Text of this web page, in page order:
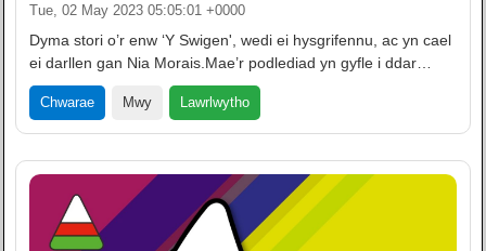
Tue, 02 May 2023 05:05:01 +0000
Dyma stori o’r enw ‘Y Swigen', wedi ei hysgrifennu, ac yn cael
ei darllen gan Nia Morais.Mae’r podlediad yn gyfle i ddar…
Chwarae Mwy Lawrlwytho